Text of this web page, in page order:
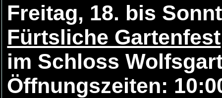
Freitag, 18. bis
Fürtsliche Gartenfest
im Schloss
Öffnungszeiten: